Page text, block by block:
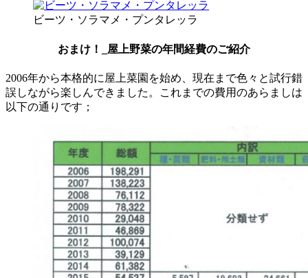
ビーツ・ソラマメ・プンタレッラ
おまけ！_屋上野菜の年間経費のご紹介
2006年から本格的に屋上菜園を始め、現在まで色々と試行錯
誤しながら楽しんできました。これまでの費用のあらましは
以下の通りです；